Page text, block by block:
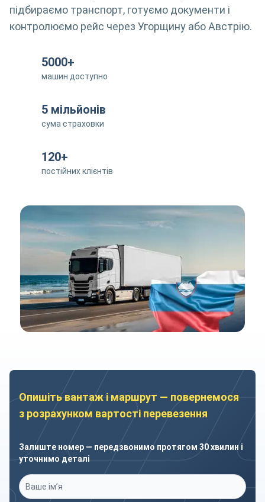
підбираємо транспорт, готуємо документи і
контролюємо рейс через Угорщину або Австрію.
5000+
машин доступно
5 мільйонів
сума страховки
120+
постійних клієнтів
Опишіть вантаж і маршрут — повернемося
з розрахунком вартості перевезення
Залиште номер — передзвонимо протягом 30 хвилин і
уточнимо деталі
Ваше ім’я